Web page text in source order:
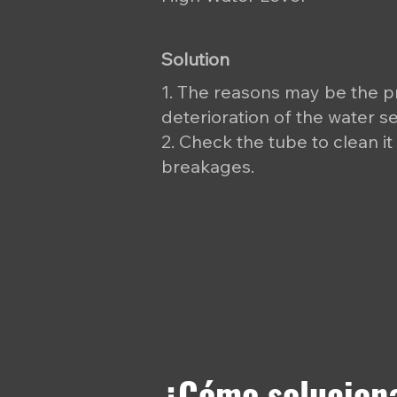
Solution
1. The reasons may be the
deterioration of the water
2. Check the tube to clean
breakages.